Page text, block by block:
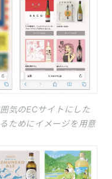
気のECサイトにした
ためにイメージを用意